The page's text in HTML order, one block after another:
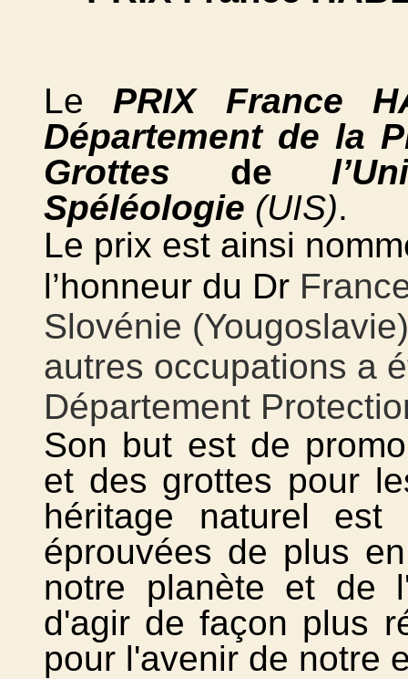
Le PRIX France
Département de la
Grottes de
Spéléologie (UIS).
Le prix est ainsi
l’honneur du Dr
Slovénie
autres occupations a
Département
Son but est de
et des grottes pour
héritage naturel est
éprouvées de plus
notre planète et de
d'agir de façon plus
pour l'avenir de notre